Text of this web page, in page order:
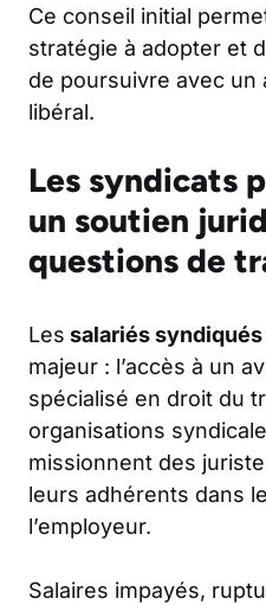
Ce conseil initial
stratégie à adopter et
de poursuivre avec un
libéral.
Les syndicats
un soutien
questions de
Les salariés syndiqués
majeur : l’accès à un
spécialisé en droit du
organisations
missionnent des
leurs adhérents dans
l’employeur.
Salaires impayés,